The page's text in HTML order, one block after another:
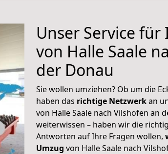
Unser Service
von Halle Saale
der Donau
Sie wollen umziehen? Ob um die
haben das richtige Netzwerkan
von Halle Saale nach Vilshofen an
weiterwissen – haben wir die
Antworten auf Ihre Fragen wollen,
Umzug von Halle Saale nach